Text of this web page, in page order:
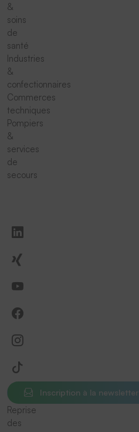
&
soins
de
santé
Industries
&
confectionnaires
Commerces
techniques
Pompiers
&
services
de
secours
Inscription à la newsletter
Reprise
des